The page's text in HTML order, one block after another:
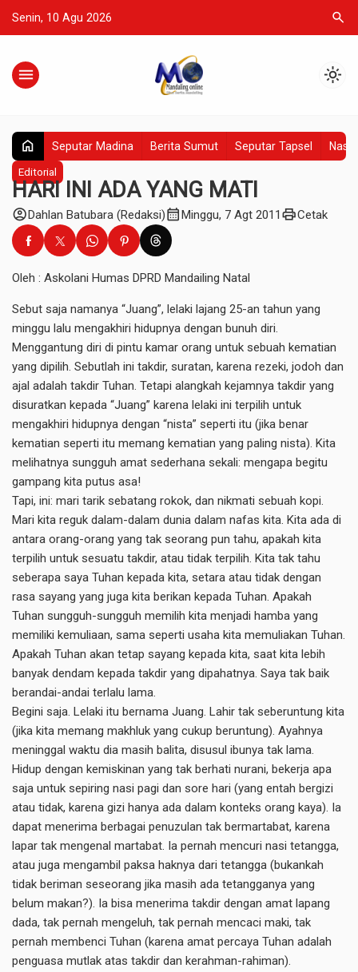
Senin, 10 Agu 2026 search
menu light_mode
home Seputar Madina Berita Sumut Seputar Tapsel
Editorial
HARI INI ADA YANG MATI
account_circleDahlan Batubara (Redaksi)calendar_monthMinggu, 7 Agt 2011 printCetak
Oleh : Askolani Humas DPRD Mandailing Natal
Sebut saja namanya “Juang”, lelaki lajang 25-an tahun yang
minggu lalu mengakhiri hidupnya dengan bunuh diri.
Menggantung diri di pintu kamar orang untuk sebuah kematian
yang dipilih. Sebutlah ini takdir, suratan, karena rezeki, jodoh dan
ajal adalah takdir Tuhan. Tetapi alangkah kejamnya takdir yang
disuratkan kepada “Juang” karena lelaki ini terpilih untuk
mengakhiri hidupnya dengan “nista” seperti itu (jika benar
kematian seperti itu memang kematian yang paling nista). Kita
melihatnya sungguh amat sederhana sekali: mengapa begitu
gampang kita putus asa!
Tapi, ini: mari tarik sebatang rokok, dan nikmati sebuah kopi.
Mari kita reguk dalam-dalam dunia dalam nafas kita. Kita ada di
antara orang-orang yang tak seorang pun tahu, apakah kita
terpilih untuk sesuatu takdir, atau tidak terpilih. Kita tak tahu
seberapa saya Tuhan kepada kita, setara atau tidak dengan
rasa sayang yang juga kita berikan kepada Tuhan. Apakah
Tuhan sungguh-sungguh memilih kita menjadi hamba yang
memiliki kemuliaan, sama seperti usaha kita memuliakan Tuhan.
Apakah Tuhan akan tetap sayang kepada kita, saat kita lebih
banyak dendam kepada takdir yang dipahatnya. Saya tak baik
berandai-andai terlalu lama.
Begini saja. Lelaki itu bernama Juang. Lahir tak seberuntung kita
(jika kita memang makhluk yang cukup beruntung). Ayahnya
meninggal waktu dia masih balita, disusul ibunya tak lama.
Hidup dengan kemiskinan yang tak berhati nurani, bekerja apa
saja untuk sepiring nasi pagi dan sore hari (yang entah bergizi
atau tidak, karena gizi hanya ada dalam konteks orang kaya). Ia
dapat menerima berbagai penuzulan tak bermartabat, karena
lapar tak mengenal martabat. Ia pernah mencuri nasi tetangga,
atau juga mengambil paksa haknya dari tetangga (bukankah
tidak beriman seseorang jika masih ada tetangganya yang
belum makan?). Ia bisa menerima takdir dengan amat lapang
dada, tak pernah mengeluh, tak pernah mencaci maki, tak
pernah membenci Tuhan (karena amat percaya Tuhan adalah
penguasa mutlak atas takdir dan kerahman-rahiman).